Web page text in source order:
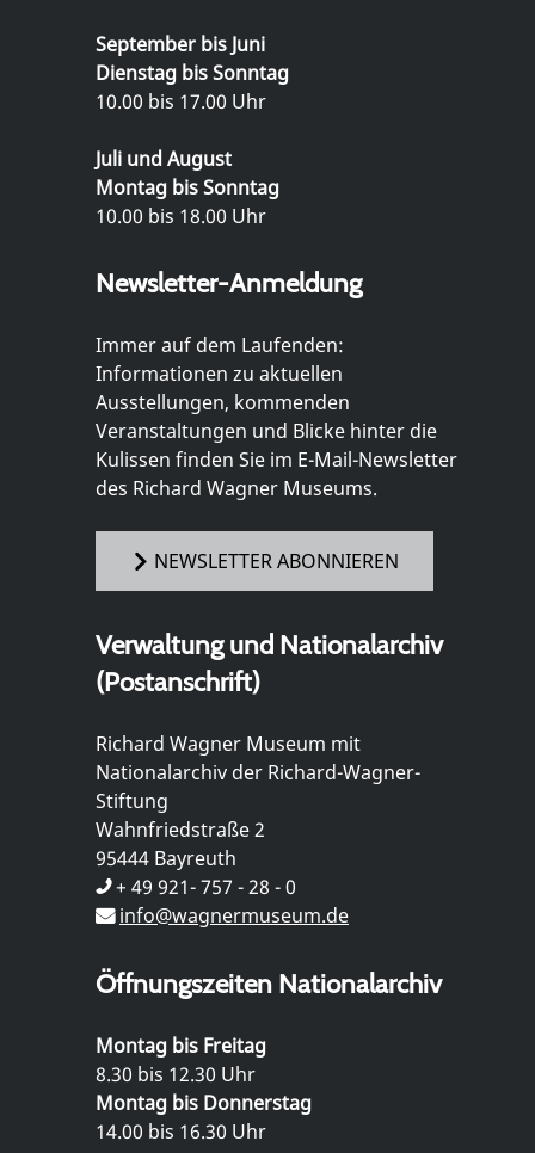
September bis Juni
Dienstag bis Sonntag
10.00 bis 17.00 Uhr
Juli und August
Montag bis Sonntag
10.00 bis 18.00 Uhr
Newsletter-Anmeldung
Immer auf dem Laufenden:
Informationen zu aktuellen
Ausstellungen, kommenden
Veranstaltungen und Blicke hinter die
Kulissen finden Sie im E-Mail-Newsletter
des Richard Wagner Museums.
NEWSLETTER ABONNIEREN
Verwaltung und Nationalarchiv
(Postanschrift)
Richard Wagner Museum mit
Nationalarchiv der Richard-Wagner-
Stiftung
Wahnfriedstraße 2
95444 Bayreuth
+ 49 921- 757 - 28 - 0
info@wagnermuseum.de
Öffnungszeiten Nationalarchiv
Montag bis Freitag
8.30 bis 12.30 Uhr
Montag bis Donnerstag
14.00 bis 16.30 Uhr